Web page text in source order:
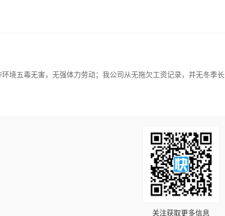
境五毒无害，无强体力劳动；我公司从无拖欠工资记录，并无冬季长
关注获取更多信息